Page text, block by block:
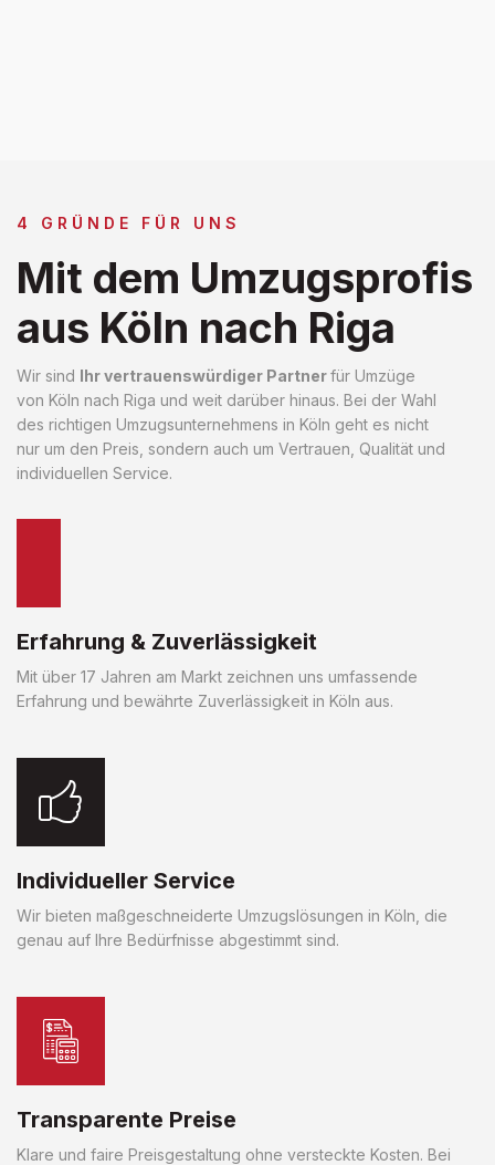
4 GRÜNDE FÜR UNS
Mit dem Umzugsprofis
aus Köln nach Riga
Wir sind Ihr vertrauenswürdiger Partnerfür Umzüge
von Köln nach Riga und weit darüber hinaus. Bei der Wahl
des richtigen Umzugsunternehmens in Köln geht es nicht
nur um den Preis, sondern auch um Vertrauen, Qualität und
individuellen Service.
Erfahrung & Zuverlässigkeit
Mit über 17 Jahren am Markt zeichnen uns umfassende
Erfahrung und bewährte Zuverlässigkeit in Köln aus.
Individueller Service
Wir bieten maßgeschneiderte Umzugslösungen in Köln, die
genau auf Ihre Bedürfnisse abgestimmt sind.
Transparente Preise
Klare und faire Preisgestaltung ohne versteckte Kosten. Bei